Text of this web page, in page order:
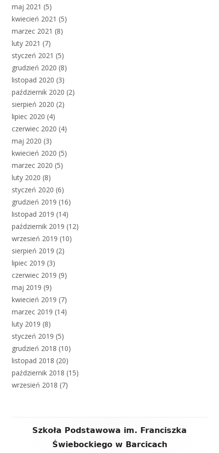
maj 2021 (5)
kwiecień 2021 (5)
marzec 2021 (8)
luty 2021 (7)
styczeń 2021 (5)
grudzień 2020 (8)
listopad 2020 (3)
październik 2020 (2)
sierpień 2020 (2)
lipiec 2020 (4)
czerwiec 2020 (4)
maj 2020 (3)
kwiecień 2020 (5)
marzec 2020 (5)
luty 2020 (8)
styczeń 2020 (6)
grudzień 2019 (16)
listopad 2019 (14)
październik 2019 (12)
wrzesień 2019 (10)
sierpień 2019 (2)
lipiec 2019 (3)
czerwiec 2019 (9)
maj 2019 (9)
kwiecień 2019 (7)
marzec 2019 (14)
luty 2019 (8)
styczeń 2019 (5)
grudzień 2018 (10)
listopad 2018 (20)
październik 2018 (15)
wrzesień 2018 (7)
Zawartość
Szkoła Podstawowa im. Franciszka
Świebockiego w Barcicach